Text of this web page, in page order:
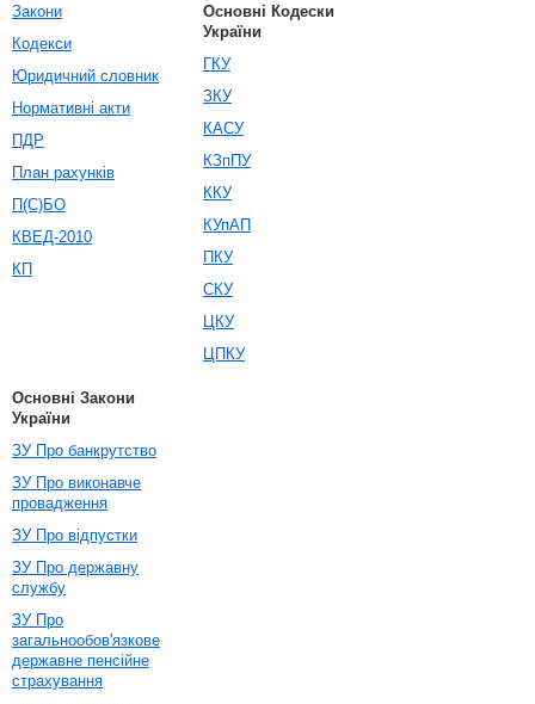
Закони
Кодекси
Юридичний словник
Нормативні акти
ПДР
План рахунків
П(С)БО
КВЕД-2010
КП
Основні Кодески
України
ГКУ
ЗКУ
КАСУ
КЗпПУ
ККУ
КУпАП
ПКУ
СКУ
ЦКУ
ЦПКУ
Основні Закони
України
ЗУ Про банкрутство
ЗУ Про виконавче
провадження
ЗУ Про відпустки
ЗУ Про державну
службу
ЗУ Про
загальнообов'язкове
державне пенсійне
страхування